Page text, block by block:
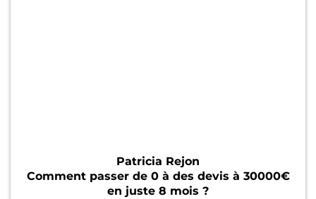
Patricia Rejon
Comment passer de 0 à des devis à 30000€
en juste 8 mois ?